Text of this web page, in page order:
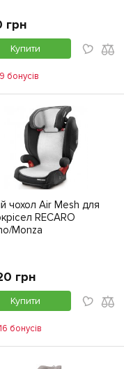
грн
Купити
бонусiв
чохол Air Mesh для
RECARO
Monza
грн
Купити
бонусiв